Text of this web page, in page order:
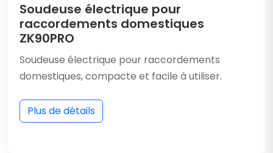
Soudeuse électrique pour
raccordements domestiques
ZK90PRO
Soudeuse électrique pour raccordements
domestiques, compacte et facile à utiliser.
Plus de détails